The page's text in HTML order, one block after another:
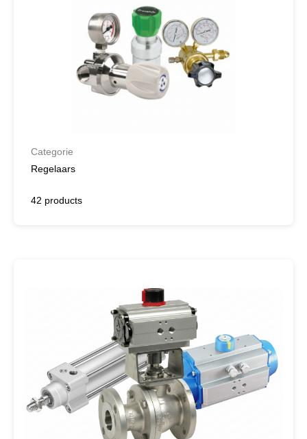
Categorie
Regelaars
42 products